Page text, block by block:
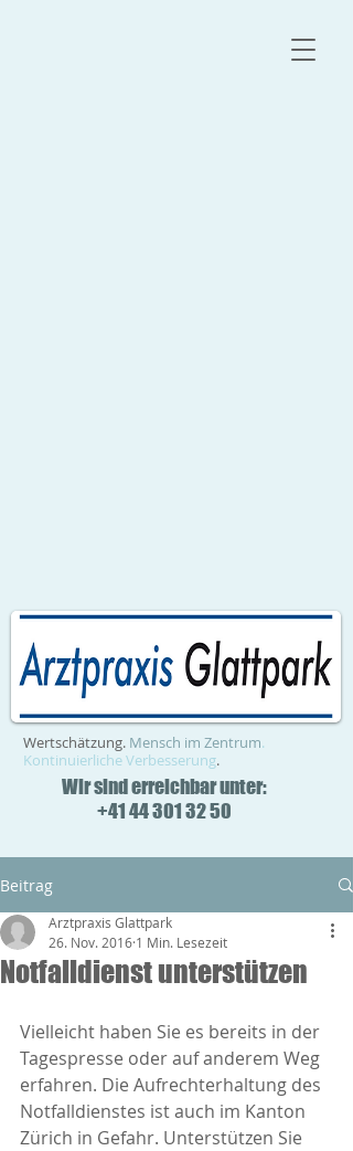
Wertschätzung. Mensch im Zentrum.
Kontinuierliche Verbesserung.
Wir sind erreichbar unter:
+41 44 301 32 50
Beitrag
Notfalldienst unterstützen
Arztpraxis Glattpark
26. Nov. 2016 1 Min. Lesezeit
Vielleicht haben Sie es bereits in der
Tagespresse oder auf anderem Weg
erfahren. Die Aufrechterhaltung des
Notfalldienstes ist auch im Kanton
Zürich in Gefahr. Unterstützen Sie